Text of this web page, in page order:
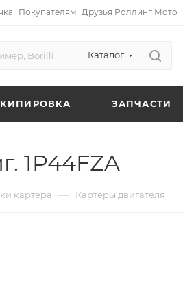
Покупателям Друзья Роллинг Мото
Каталог
ЗАПЧАСТИ
1P44FZA
картера — Картеры двигателя